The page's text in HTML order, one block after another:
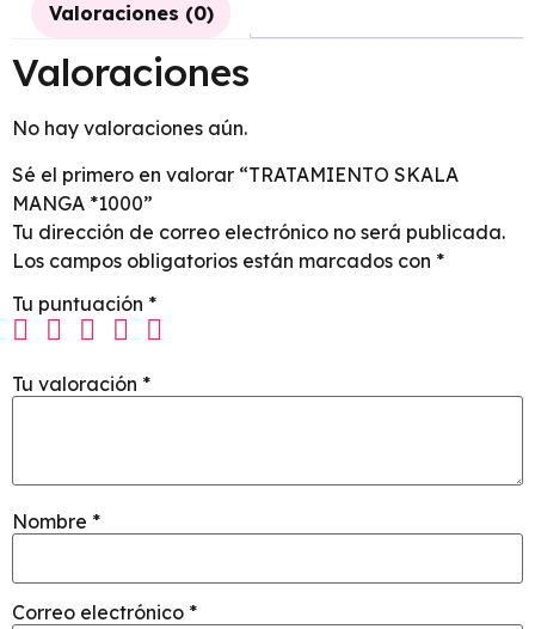
Valoraciones (0)
Valoraciones
No hay valoraciones aún.
Sé el primero en valorar “TRATAMIENTO SKALA
MANGA *1000”
Tu dirección de correo electrónico no será publicada.
Los campos obligatorios están marcados con *
Tu puntuación *
Tu valoración *
Nombre *
Correo electrónico *